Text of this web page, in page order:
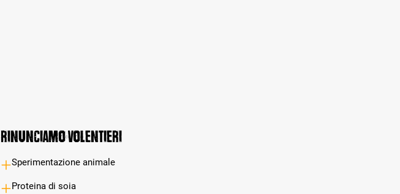
Rinunciamo volentieri
Sperimentazione animale
Proteina di soia